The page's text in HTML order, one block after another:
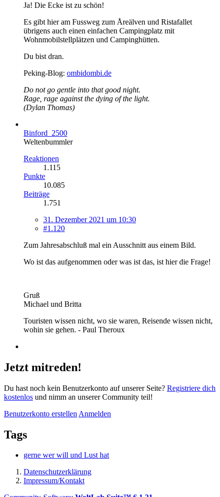
Ja! Die Ecke ist zu schön!
Es gibt hier am Fussweg zum Åreälven und Ristafallet
übrigens auch einen einfachen Campingplatz mit
Wohnmobilstellplätzen und Campinghütten.
Du bist dran.
Peking-Blog: ombidombi.de
Do not go gentle into that good night.
Rage, rage against the dying of the light.
(Dylan Thomas)
Binford_2500
Weltenbummler
Reaktionen
1.115
Punkte
10.085
Beiträge
1.751
31. Dezember 2021 um 10:30
#1.120
Zum Jahresabschluß mal ein Ausschnitt aus einem Bild.
Wo ist das aufgenommen oder was ist das, ist hier die Frage!
Gruß
Michael und Britta
Touristen wissen nicht, wo sie waren, Reisende wissen nicht,
wohin sie gehen. - Paul Theroux
Jetzt mitreden!
Du hast noch kein Benutzerkonto auf unserer Seite? Registriere dich
kostenlos und nimm an unserer Community teil!
Benutzerkonto erstellen Anmelden
Tags
gerne wer will und Lust hat
Datenschutzerklärung
Impressum/Kontakt